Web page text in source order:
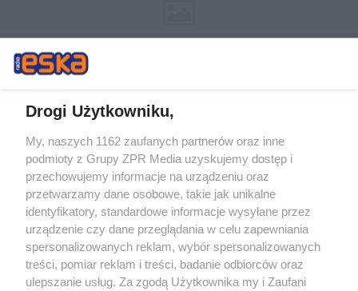
Żaden utwór zamieszczony w serwisie nie może być powielany i
rozpowszechniany lub dalej rozpowszechniany w jakikolwiek sposób (w
tym także elektroniczny lub mechaniczny) na jakimkolwiek polu
eksploatacji w jakiejkolwiek formie, włącznie z umieszczaniem w
Internecie bez pisemnej zgody właściciela praw. Jakiekolwiek użycie lub
wykorzystanie utworów w całości lub w części z naruszeniem prawa,
tzn. bez właściwej zgody, jest zabronione pod groźbą kary i może być
ścigane prawnie.
Drogi Użytkowniku,
My, naszych 1162 zaufanych partnerów oraz inne
podmioty z Grupy ZPR Media uzyskujemy dostęp i
przechowujemy informacje na urządzeniu oraz
przetwarzamy dane osobowe, takie jak unikalne
identyfikatory, standardowe informacje wysyłane przez
urządzenie czy dane przeglądania w celu zapewniania
spersonalizowanych reklam, wybór spersonalizowanych
treści, pomiar reklam i treści, badanie odbiorców oraz
ulepszanie usług. Za zgodą Użytkownika my i Zaufani